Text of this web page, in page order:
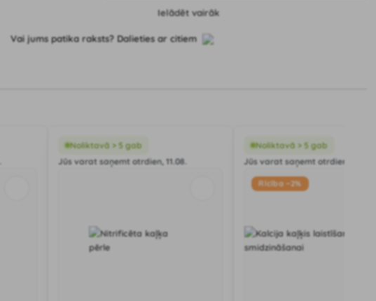
Ielādēt vairāk
Vai jums patika raksts? Dalieties ar citiem
Noliktavā > 5 gab
Jūs varat saņemt otrdien, 11.08.
Noliktavā > 5 gab
Jūs varat saņemt otrdien, 11.08.
Rīcība −2%